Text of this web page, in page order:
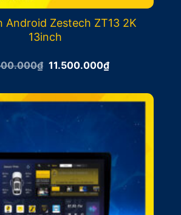
Android Zestech ZT13 2K
13inch
₫ Giá
12.500.000₫.
11.500.000₫Giá
hiện
là:
11.500.000₫.